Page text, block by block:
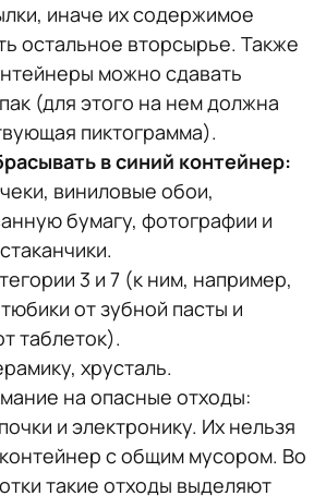
иначе их содержимое
остальное вторсырье. Также
можно сдавать
(для этого на нем должна
пиктограмма).
в синий контейнер:
виниловые обои,
бумагу, фотографии и
3 и 7 (к ним, например,
от зубной пасты и
таблеток).
хрусталь.
на опасные отходы:
и электронику. Их нельзя
с общим мусором. Во
такие отходы выделяют